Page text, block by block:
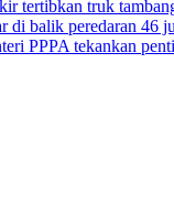
tertibkan truk
di balik peredaran 46
PPPA tekankan